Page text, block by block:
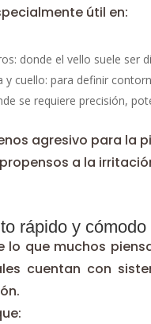
útil en:
donde el vello suele ser
y cuello: para definir
se requiere precisión,
agresivo para la
a la
rápido y cómodo
lo que muchos
cuentan con